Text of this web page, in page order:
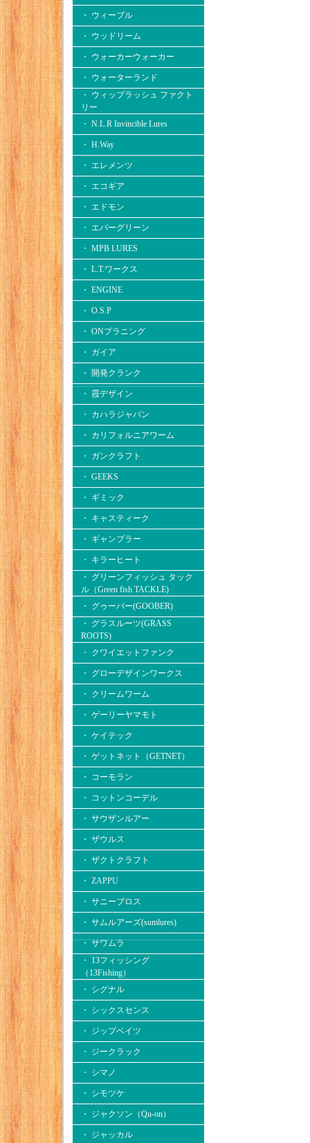
・ ウィーブル
・ ウッドリーム
・ ウォーカーウォーカー
・ ウォーターランド
・ ウィップラッシュ ファクト
リー
・ N.L.R Invincible Lures
・ H.Way
・ エレメンツ
・ エコギア
・ エドモン
・ エバーグリーン
・ MPB LURES
・ L.T.ワークス
・ ENGINE
・ O.S.P
・ ONプラニング
・ ガイア
・ 開発クランク
・ 霞デザイン
・ カハラジャパン
・ カリフォルニアワーム
・ ガンクラフト
・ GEEKS
・ ギミック
・ キャスティーク
・ ギャンブラー
・ キラーヒート
・ グリーンフィッシュ タック
ル（Green fish TACKLE)
・ グゥーバー(GOOBER)
・ グラスルーツ(GRASS
ROOTS)
・ クワイエットファンク
・ グローデザインワークス
・ クリームワーム
・ ゲーリーヤマモト
・ ケイテック
・ ゲットネット（GETNET）
・ コーモラン
・ コットンコーデル
・ サウザンルアー
・ ザウルス
・ ザクトクラフト
・ ZAPPU
・ サニーブロス
・ サムルアーズ(sumlures)
・ サワムラ
・ 13フィッシング
（13Fishing）
・ シグナル
・ シックスセンス
・ ジップベイツ
・ ジークラック
・ シマノ
・ シモツケ
・ ジャクソン（Qu-on）
・ ジャッカル